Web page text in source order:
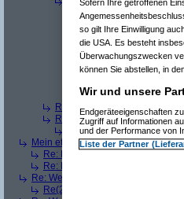
Re(5): Welches
Re(6): Welches
Re(5): Welches ETWAS
Re(6): Welches
Re(7): Welches
Re(8): Welches
Re(5): Welches
Re(3): Welches ETWAS hab
Re(3): Welches ETWAS hab
Re(4): Welches ETWAS
Mein etwas(Winnie_Pooham
Re: Mein etwas
Re: Mein etwas
Re: Welches ETWAS hab ihr
Re(2): Welches ETWAS hab ihr
Sofern Ihre getroffenen
so gilt Ihre Einwilligung
die USA. Es besteht
Überwachungszwecken
können Sie abstellen, in
Wir und unsere
Endgeräteeigenschaften
Zugriff auf Informationen
und der Performance von
Liste der Partner